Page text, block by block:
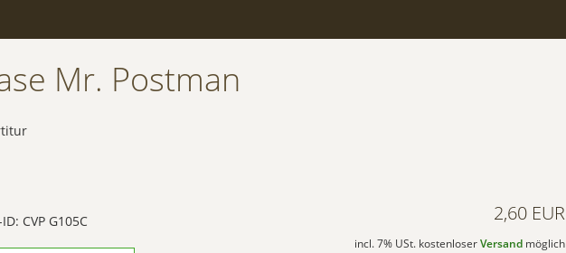
Mr. Postman
CVP G105C 2,60 EUR
incl. 7% USt. kostenloser Versandmöglich